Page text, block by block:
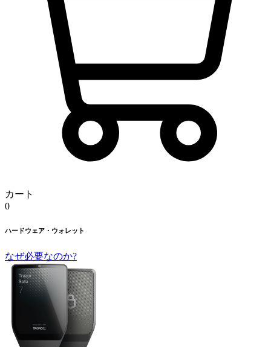
カート
0
ハードウェア・ウォレット
なぜ必要なのか?